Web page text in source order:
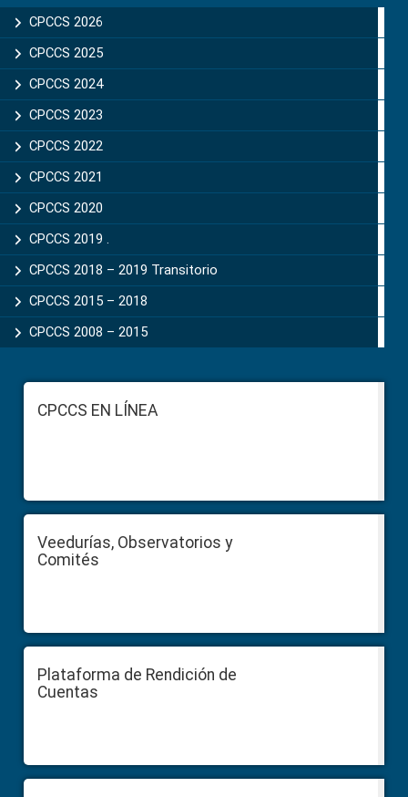
Sidebar
CPCCS 2026
CPCCS 2025
CPCCS 2024
CPCCS 2023
CPCCS 2022
CPCCS 2021
CPCCS 2020
CPCCS 2019 .
CPCCS 2018 – 2019 Transitorio
CPCCS 2015 – 2018
CPCCS 2008 – 2015
FooterCPCCS EN LÍNEA
Veedurías, Observatorios y
Comités
Plataforma de Rendición de
Cuentas